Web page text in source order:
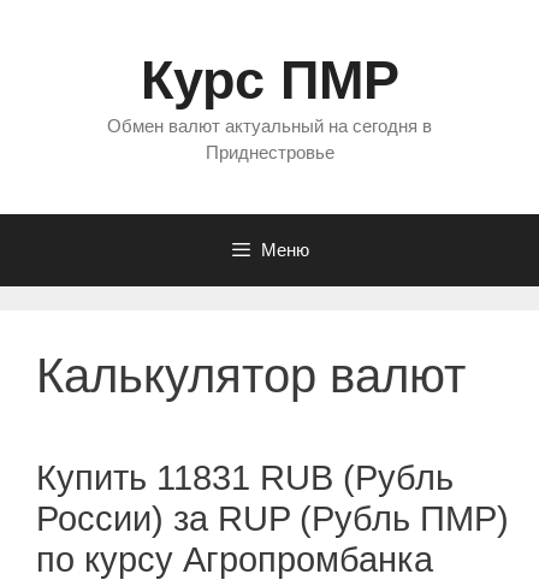
Курс ПМР
Обмен валют актуальный на сегодня в
Приднестровье
Меню
Калькулятор валют
Купить 11831 RUB (Рубль
России) за RUP (Рубль ПМР)
по курсу Агропромбанка